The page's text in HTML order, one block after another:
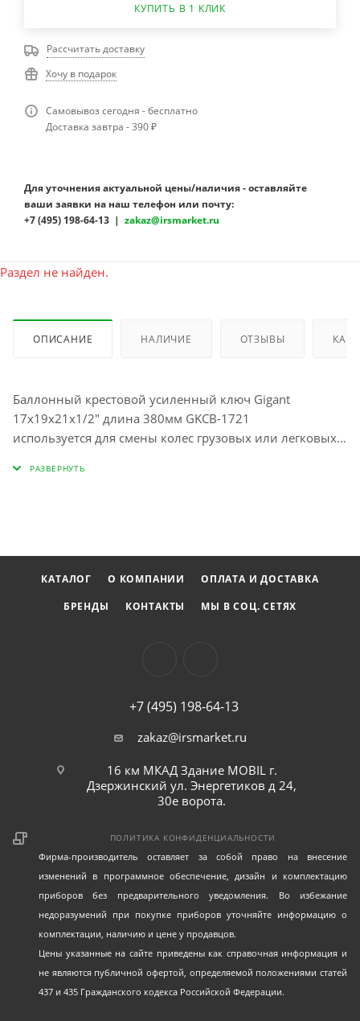
КУПИТЬ В 1 КЛИК
Рассчитать доставку
Хочу в подарок
Самовывоз сегодня - бесплатно
Доставка завтра - 390 ₽
Для уточнения актуальной цены/наличия - оставляйте
ваши заявки на наш телефон или почту:
+7 (495) 198-64-13 | zakaz@irsmarket.ru
Раздел не найден.
ОПИСАНИЕ НАЛИЧИЕ ОТЗЫВЫ КАК
Баллонный крестовой усиленный ключ Gigant
17x19x21x1/2" длина 380мм GKCB-1721
используется для смены колес грузовых или легковых
прошел процесс термообработки для увеличения срока
КАТАЛОГ О КОМПАНИИ
ОПЛАТА И ДОСТАВКА
БРЕНДЫ
КОНТАКТЫ МЫ В СОЦ. СЕТЯХ
+7 (495) 198-64-13
zakaz@irsmarket.ru
16 км МКАД Здание MOBIL г.
Дзержинский ул. Энергетиков д 24,
30е ворота.
ПОЛИТИКА КОНФИДЕНЦИАЛЬНОСТИ
Фирма-производитель оставляет за собой право на внесение
изменений в программное обеспечение, дизайн и комплектацию
приборов без предварительного уведомления. Во избежание
недоразумений при покупке приборов уточняйте информацию о
комплектации, наличию и цене у продавцов.
Цены указанные на сайте приведены как справочная информация и
не являются публичной офертой, определяемой положениями статей
437 и 435 Гражданского кодекса Российской Федерации.